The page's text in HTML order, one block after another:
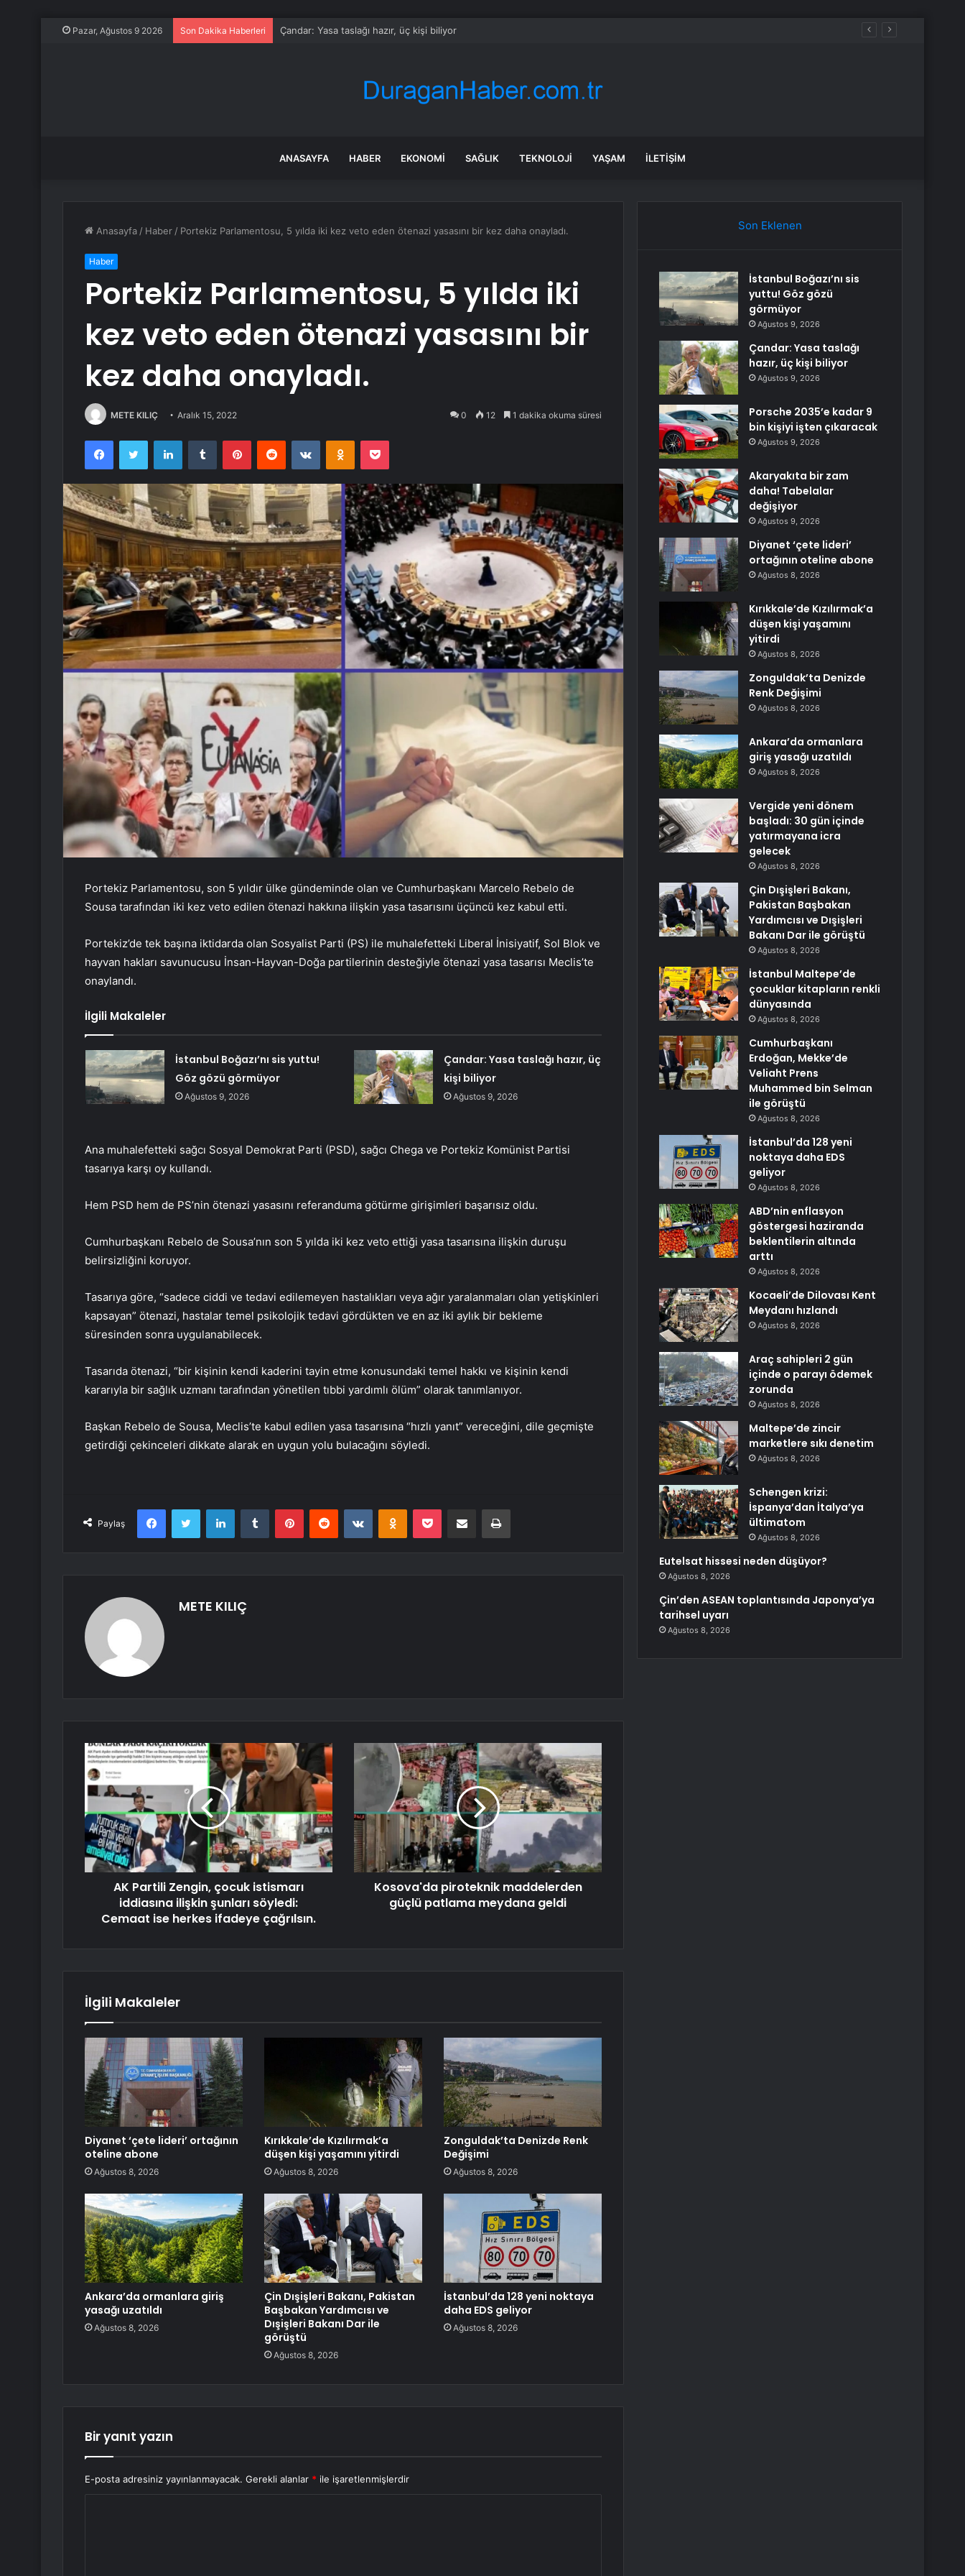
Pazar, Ağustos 9 2026 Son Dakika Haberleri Porsche 2035’e kadar 9 bin kişiyi işten çıkaracak
ANASAYFA HABER EKONOMI SAĞLIK TEKNOLOJI YAŞAM İLETIŞIM
Anasayfa / Haber / Portekiz Parlamentosu, 5 yılda iki kez veto eden ötenazi yasasını bir kez daha onayladı.
Haber
Portekiz Parlamentosu, 5 yılda iki
kez veto eden ötenazi yasasını bir
kez daha onayladı.
METE KILIÇ Aralık 15, 2022 0 12 1 dakika okuma süresi
FacebookTwitter LinkedInTumblr PinterestReddit VKontakteOdnoklassniki
Pocket
Portekiz Parlamentosu, son 5 yıldır ülke gündeminde olan ve Cumhurbaşkanı Marcelo Rebelo de
Sousa tarafından iki kez veto edilen ötenazi hakkına ilişkin yasa tasarısını üçüncü kez kabul etti.
Portekiz’de tek başına iktidarda olan Sosyalist Parti (PS) ile muhalefetteki Liberal İnisiyatif, Sol Blok ve
hayvan hakları savunucusu İnsan-Hayvan-Doğa partilerinin desteğiyle ötenazi yasa tasarısı Meclis’te
onaylandı.
İlgili Makaleler
İstanbul Boğazı’nı sis yuttu!
Göz gözü görmüyor
Ağustos 9, 2026
Çandar: Yasa taslağı hazır, üç
kişi biliyor
Ağustos 9, 2026
Ana muhalefetteki sağcı Sosyal Demokrat Parti (PSD), sağcı Chega ve Portekiz Komünist Partisi
tasarıya karşı oy kullandı.
Hem PSD hem de PS’nin ötenazi yasasını referanduma götürme girişimleri başarısız oldu.
Cumhurbaşkanı Rebelo de Sousa’nın son 5 yılda iki kez veto ettiği yasa tasarısına ilişkin duruşu
belirsizliğini koruyor.
Tasarıya göre, “sadece ciddi ve tedavi edilemeyen hastalıkları veya ağır yaralanmaları olan yetişkinleri
kapsayan” ötenazi, hastalar temel psikolojik tedavi gördükten ve en az iki aylık bir bekleme
süresinden sonra uygulanabilecek.
Tasarıda ötenazi, “bir kişinin kendi kaderini tayin etme konusundaki temel hakkı ve kişinin kendi
kararıyla bir sağlık uzmanı tarafından yönetilen tıbbi yardımlı ölüm” olarak tanımlanıyor.
Başkan Rebelo de Sousa, Meclis’te kabul edilen yasa tasarısına “hızlı yanıt” vereceğini, dile geçmişte
getirdiği çekinceleri dikkate alarak en uygun yolu bulacağını söyledi.
Paylaş
FacebookTwitter LinkedInTumblr PinterestReddit VKontakteOdnoklassniki
Pocket E-Posta ile paylaş Yazdır
METE KILIÇ
AK Partili Zengin, çocuk istismarı
iddiasına ilişkin şunları söyledi:
Cemaat ise herkes ifadeye çağrılsın.
Kosova'da piroteknik maddelerden
güçlü patlama meydana geldi
İlgili Makaleler
Diyanet ‘çete lideri’ ortağının
oteline abone
Ağustos 8, 2026
Kırıkkale’de Kızılırmak’a
düşen kişi yaşamını yitirdi
Ağustos 8, 2026
Zonguldak’ta Denizde Renk
Değişimi
Ağustos 8, 2026
Ankara’da ormanlara giriş
yasağı uzatıldı
Ağustos 8, 2026
Çin Dışişleri Bakanı, Pakistan
Başbakan Yardımcısı ve
Dışişleri Bakanı Dar ile
görüştü
Ağustos 8, 2026
İstanbul’da 128 yeni noktaya
daha EDS geliyor
Ağustos 8, 2026
Bir yanıt yazın
E-posta adresiniz yayınlanmayacak. Gerekli alanlar * ile işaretlenmişlerdir
Son Eklenen
İstanbul Boğazı’nı sis
yuttu! Göz gözü
görmüyor
Ağustos 9, 2026
Çandar: Yasa taslağı
hazır, üç kişi biliyor
Ağustos 9, 2026
Porsche 2035’e kadar 9
bin kişiyi işten çıkaracak
Ağustos 9, 2026
Akaryakıta bir zam
daha! Tabelalar
değişiyor
Ağustos 9, 2026
Diyanet ‘çete lideri’
ortağının oteline abone
Ağustos 8, 2026
Kırıkkale’de Kızılırmak’a
düşen kişi yaşamını
yitirdi
Ağustos 8, 2026
Zonguldak’ta Denizde
Renk Değişimi
Ağustos 8, 2026
Ankara’da ormanlara
giriş yasağı uzatıldı
Ağustos 8, 2026
Vergide yeni dönem
başladı: 30 gün içinde
yatırmayana icra
gelecek
Ağustos 8, 2026
Çin Dışişleri Bakanı,
Pakistan Başbakan
Yardımcısı ve Dışişleri
Bakanı Dar ile görüştü
Ağustos 8, 2026
İstanbul Maltepe’de
çocuklar kitapların renkli
dünyasında
Ağustos 8, 2026
Cumhurbaşkanı
Erdoğan, Mekke’de
Veliaht Prens
Muhammed bin Selman
ile görüştü
Ağustos 8, 2026
İstanbul’da 128 yeni
noktaya daha EDS
geliyor
Ağustos 8, 2026
ABD’nin enflasyon
göstergesi haziranda
beklentilerin altında
arttı
Ağustos 8, 2026
Kocaeli’de Dilovası Kent
Meydanı hızlandı
Ağustos 8, 2026
Araç sahipleri 2 gün
içinde o parayı ödemek
zorunda
Ağustos 8, 2026
Maltepe’de zincir
marketlere sıkı denetim
Ağustos 8, 2026
Schengen krizi:
İspanya’dan İtalya’ya
ültimatom
Ağustos 8, 2026
Eutelsat hissesi neden düşüyor?
Ağustos 8, 2026
Çin’den ASEAN toplantısında Japonya’ya
tarihsel uyarı
Ağustos 8, 2026